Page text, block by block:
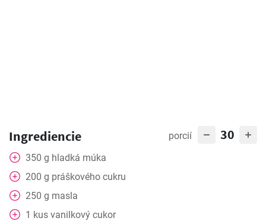
Ingrediencie porcií 30
350 g hladká múka
200 g práškového cukru
250 g masla
1 kus vanilkový cukor